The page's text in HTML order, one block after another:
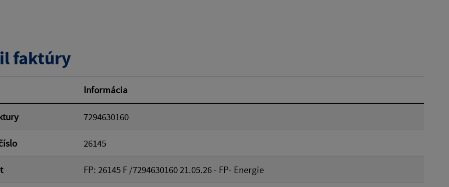
faktúry
Informácia
7294630160
26145
FP: 26145 F /7294630160 21.05.26 - FP- Energie